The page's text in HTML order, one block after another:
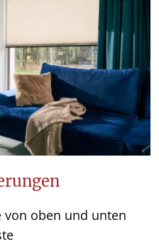
von oben und unten